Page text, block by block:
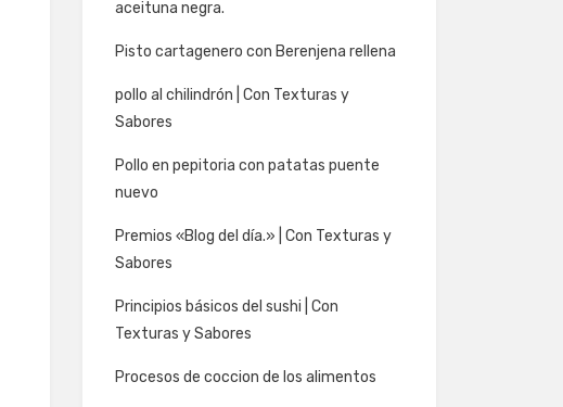
aceituna negra.
Pisto cartagenero con Berenjena rellena
pollo al chilindrón | Con Texturas y
Sabores
Pollo en pepitoria con patatas puente
nuevo
Premios «Blog del día.» | Con Texturas y
Sabores
Principios básicos del sushi | Con
Texturas y Sabores
Procesos de coccion de los alimentos